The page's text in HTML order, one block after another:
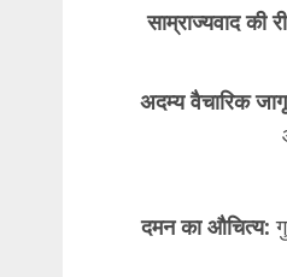
साम्राज्यवाद की
अदम्य वैचारिक
दमन का औचित्य: